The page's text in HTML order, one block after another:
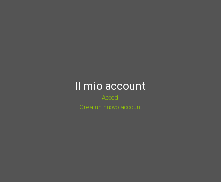
Il mio account
Accedi
Crea un nuovo account